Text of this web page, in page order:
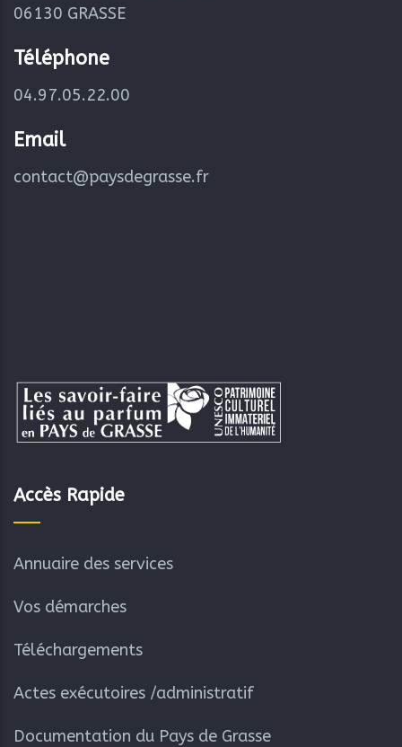
06130 GRASSE
Téléphone
04.97.05.22.00
Email
contact@paysdegrasse.fr
Accès Rapide
Annuaire des services
Vos démarches
Téléchargements
Actes exécutoires /administratif
Documentation du Pays de Grasse